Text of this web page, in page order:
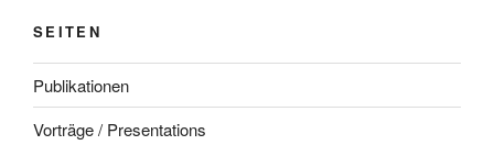
SEITEN
Publikationen
Vorträge / Presentations